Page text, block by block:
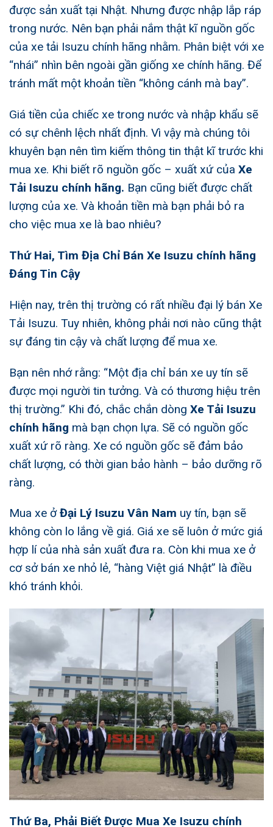
được sản xuất tại Nhật. Nhưng được nhập lắp ráp
trong nước. Nên bạn phải nắm thật kĩ nguồn gốc
của xe tải Isuzu chính hãng nhằm. Phân biệt với xe
“nhái” nhìn bên ngoài gần giống xe chính hãng. Để
tránh mất một khoản tiền “không cánh mà bay”.
Giá tiền của chiếc xe trong nước và nhập khẩu sẽ
có sự chênh lệch nhất định. Vì vậy mà chúng tôi
khuyên bạn nên tìm kiếm thông tin thật kĩ trước khi
mua xe. Khi biết rõ nguồn gốc – xuất xứ của Xe
Tải Isuzu chính hãng. Bạn cũng biết được chất
lượng của xe. Và khoản tiền mà bạn phải bỏ ra
cho việc mua xe là bao nhiêu?
Thứ Hai, Tìm Địa Chỉ Bán Xe Isuzu chính hãng
Đáng Tin Cậy
Hiện nay, trên thị trường có rất nhiều đại lý bán Xe
Tải Isuzu. Tuy nhiên, không phải nơi nào cũng thật
sự đáng tin cậy và chất lượng để mua xe.
Bạn nên nhớ rằng: “Một địa chỉ bán xe uy tín sẽ
được mọi người tin tưởng. Và có thương hiệu trên
thị trường.” Khi đó, chắc chắn dòng Xe Tải Isuzu
chính hãng mà bạn chọn lựa. Sẽ có nguồn gốc
xuất xứ rõ ràng. Xe có nguồn gốc sẽ đảm bảo
chất lượng, có thời gian bảo hành – bảo dưỡng rõ
ràng.
Mua xe ởĐại Lý Isuzu Vân Nam uy tín, bạn sẽ
không còn lo lắng về giá. Giá xe sẽ luôn ở mức giá
hợp lí của nhà sản xuất đưa ra. Còn khi mua xe ở
cơ sở bán xe nhỏ lẻ, “hàng Việt giá Nhật” là điều
khó tránh khỏi.
Thứ Ba, Phải Biết Được Mua Xe Isuzu chính